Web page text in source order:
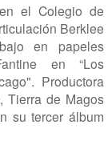
el Colegio de
Berklee
en papeles
en “Los
Productora
Tierra de Magos
su tercer álbum